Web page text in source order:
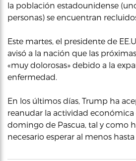
la población estadounidense
personas) se encuentran
Este martes, el presidente de
avisó a la nación que las
«muy dolorosas» debido a la
enfermedad.
En los últimos días, Trump ha
reanudar la actividad económica
domingo de Pascua, tal y como
necesario esperar al menos